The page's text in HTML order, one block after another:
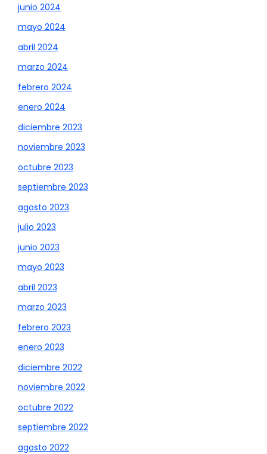
junio 2024
mayo 2024
abril 2024
marzo 2024
febrero 2024
enero 2024
diciembre 2023
noviembre 2023
octubre 2023
septiembre 2023
agosto 2023
julio 2023
junio 2023
mayo 2023
abril 2023
marzo 2023
febrero 2023
enero 2023
diciembre 2022
noviembre 2022
octubre 2022
septiembre 2022
agosto 2022